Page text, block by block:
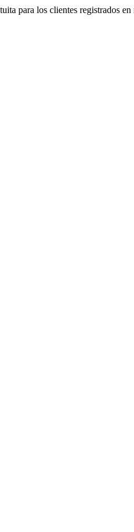
para los clientes registrados